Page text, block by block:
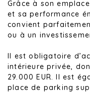
Grâce à son
et sa performance
convient
ou à un
Il est obligatoire
intérieure privée,
29.000 EUR. Il est
place de parking